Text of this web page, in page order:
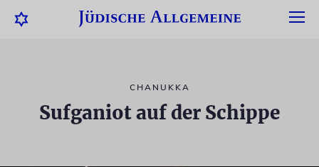
CHANUKKA
Sufganiot auf der Schippe